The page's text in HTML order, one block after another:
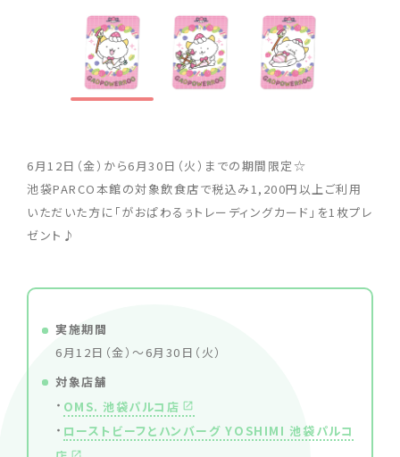
6月12日（金）から6月30日（火）までの期間限定☆
池袋PARCO本館の対象飲食店で税込み1,200円以上ご利用
いただいた方に「がおぱわるぅトレーディングカード」を1枚プレ
ゼント♪
実施期間
6月12日（金）〜6月30日（火）
対象店舗
・ OMS. 池袋パルコ店
・ ローストビーフとハンバーグ YOSHIMI 池袋パルコ